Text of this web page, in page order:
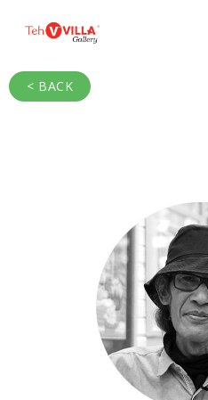
< BACK